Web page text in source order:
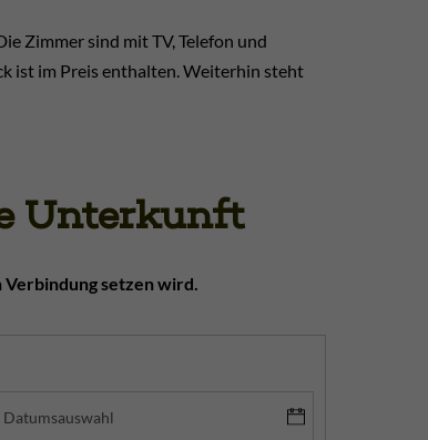
Zimmer sind mit TV, Telefon und
ist im Preis enthalten. Weiterhin steht
Unterkunft
setzen wird.